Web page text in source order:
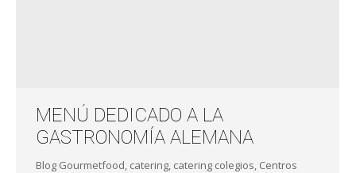
MENÚ DEDICADO A LA
GASTRONOMÍA ALEMANA
Blog Gourmetfood, catering, catering colegios, Centros